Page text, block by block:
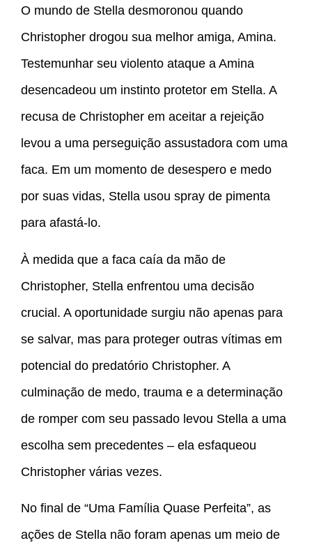
O mundo de Stella desmoronou quando
Christopher drogou sua melhor amiga, Amina.
Testemunhar seu violento ataque a Amina
desencadeou um instinto protetor em Stella. A
recusa de Christopher em aceitar a rejeição
levou a uma perseguição assustadora com uma
faca. Em um momento de desespero e medo
por suas vidas, Stella usou spray de pimenta
para afastá-lo.
À medida que a faca caía da mão de
Christopher, Stella enfrentou uma decisão
crucial. A oportunidade surgiu não apenas para
se salvar, mas para proteger outras vítimas em
potencial do predatório Christopher. A
culminação de medo, trauma e a determinação
de romper com seu passado levou Stella a uma
escolha sem precedentes – ela esfaqueou
Christopher várias vezes.
No final de “Uma Família Quase Perfeita”, as
ações de Stella não foram apenas um meio de